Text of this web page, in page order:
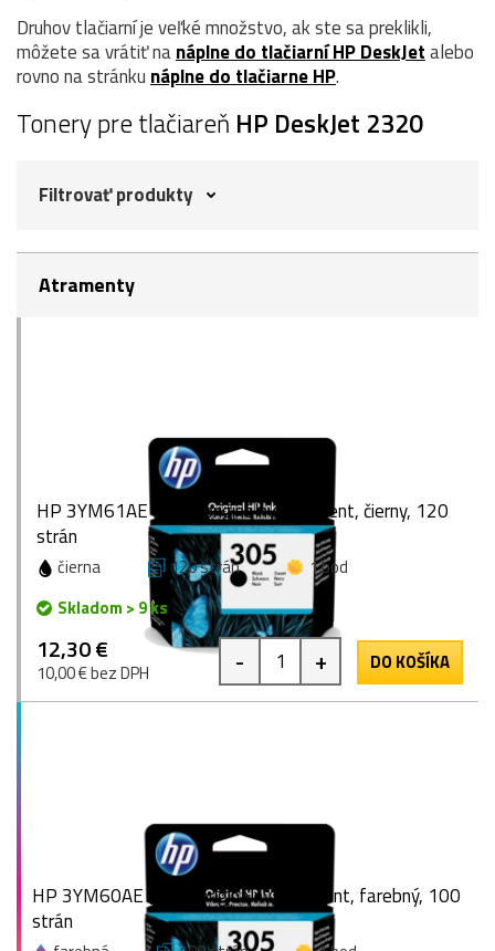
Druhov tlačiarní je veľké množstvo, ak ste sa preklikli,
môžete sa vrátiť nanáplne do tlačiarní HP DeskJetalebo
rovno na stránku náplne do tlačiarne HP.
Tonery pre tlačiareň HP DeskJet 2320
Filtrovať produkty
Atramenty
HP 3YM61AE (305), originálny atrament, čierny, 120
strán
čierna 120 strán
1 bod
Skladom > 9 ks
12,30 €
10,00 € bez DPH - + DO KOŠÍKA
HP 3YM60AE (305), originálny atrament, farebný, 100
strán